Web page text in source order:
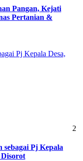
Pangan, Kejati
Pertanian &
Pj Kepala Desa,
2
sebagai Pj Kepala